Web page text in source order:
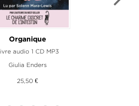
Organique
audio 1 CD MP3
Giulia Enders
25,50 €